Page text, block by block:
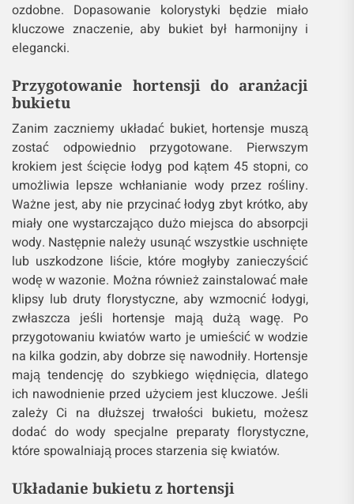
ozdobne. Dopasowanie kolorystyki będzie miało
kluczowe znaczenie, aby bukiet był harmonijny i
elegancki.
Przygotowanie hortensji do aranżacji
bukietu
Zanim zaczniemy układać bukiet, hortensje muszą
zostać odpowiednio przygotowane. Pierwszym
krokiem jest ścięcie łodyg pod kątem 45 stopni, co
umożliwia lepsze wchłanianie wody przez rośliny.
Ważne jest, aby nie przycinać łodyg zbyt krótko, aby
miały one wystarczająco dużo miejsca do absorpcji
wody. Następnie należy usunąć wszystkie uschnięte
lub uszkodzone liście, które mogłyby zanieczyścić
wodę w wazonie. Można również zainstalować małe
klipsy lub druty florystyczne, aby wzmocnić łodygi,
zwłaszcza jeśli hortensje mają dużą wagę. Po
przygotowaniu kwiatów warto je umieścić w wodzie
na kilka godzin, aby dobrze się nawodniły. Hortensje
mają tendencję do szybkiego więdnięcia, dlatego
ich nawodnienie przed użyciem jest kluczowe. Jeśli
zależy Ci na dłuższej trwałości bukietu, możesz
dodać do wody specjalne preparaty florystyczne,
które spowalniają proces starzenia się kwiatów.
Układanie bukietu z hortensji